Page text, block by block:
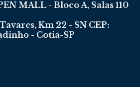
MALL - Bloco A, Salas 110
Km 22 - SN CEP:
- Cotia-SP